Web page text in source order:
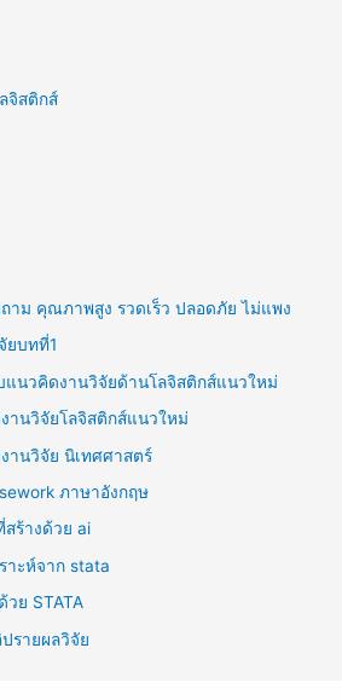
จิสติกส์
าม คุณภาพสูง รวดเร็ว ปลอดภัย ไม่แพง
ยบทที่1
แนวคิดงานวิจัยด้านโลจิสติกส์แนวใหม่
านวิจัยโลจิสติกส์แนวใหม่
านวิจัย นิเทศศาสตร์
ภาษาอังกฤษ
ร้างด้วย ai
าะห์จาก stata
วย STATA
รายผลวิจัย